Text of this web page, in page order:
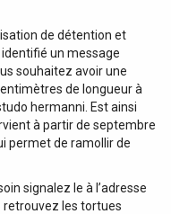
de détention et
un message
souhaitez avoir une
de longueur à
hermanni. Est ainsi
à partir de septembre
permet de ramollir de
signalez le à l’adresse
les tortues